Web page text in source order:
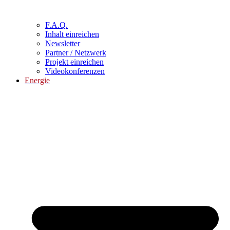
F.A.Q.
Inhalt einreichen
Newsletter
Partner / Netzwerk
Projekt einreichen
Videokonferenzen
Energie